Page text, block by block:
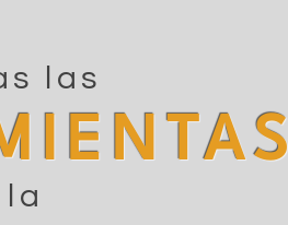
las